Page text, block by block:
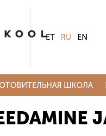
ET RU EN
ШКОЛА